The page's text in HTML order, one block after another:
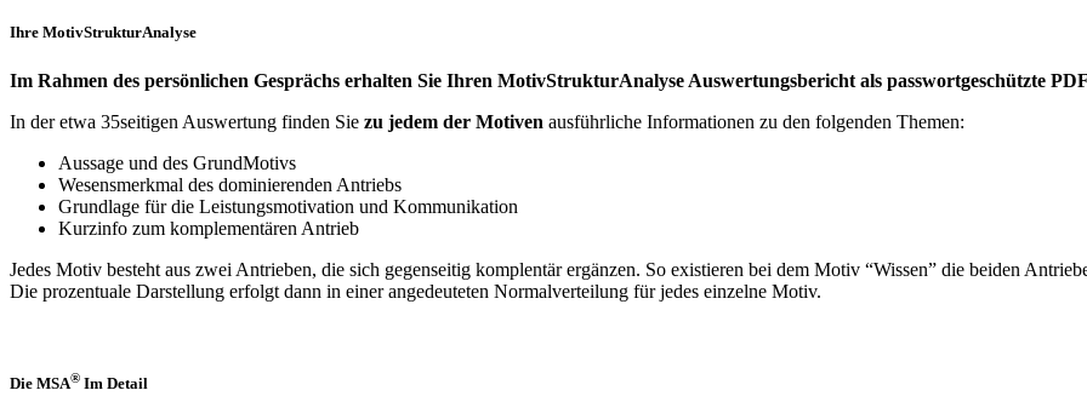
Ihre MotivStrukturAnalyse
Im Rahmen des persönlichen Gesprächs erhalten Sie Ihren MotivStrukturAnalyse Auswertungsbericht als passwortgeschützte
In der etwa 35seitigen Auswertung finden Sie zu jedem der Motiven ausführliche Informationen zu den folgenden Themen:
Aussage und des GrundMotivs
Wesensmerkmal des dominierenden Antriebs
Grundlage für die Leistungsmotivation und Kommunikation
Kurzinfo zum komplementären Antrieb
Jedes Motiv besteht aus zwei Antrieben, die sich gegenseitig komplentär ergänzen. So existieren bei dem Motiv “Wissen” die beiden
Die prozentuale Darstellung erfolgt dann in einer angedeuteten Normalverteilung für jedes einzelne Motiv.
Die MSA® Im Detail